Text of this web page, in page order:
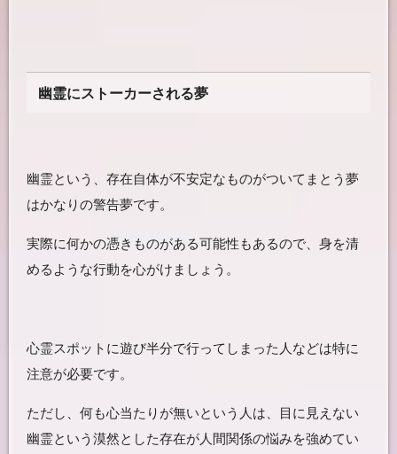
幽霊にストーカーされる夢
幽霊という、存在自体が不安定なものがついてまとう夢
はかなりの警告夢です。
実際に何かの憑きものがある可能性もあるので、身を清
めるような行動を心がけましょう。
心霊スポットに遊び半分で行ってしまった人などは特に
注意が必要です。
ただし、何も心当たりが無いという人は、目に見えない
幽霊という漠然とした存在が人間関係の悩みを強めてい